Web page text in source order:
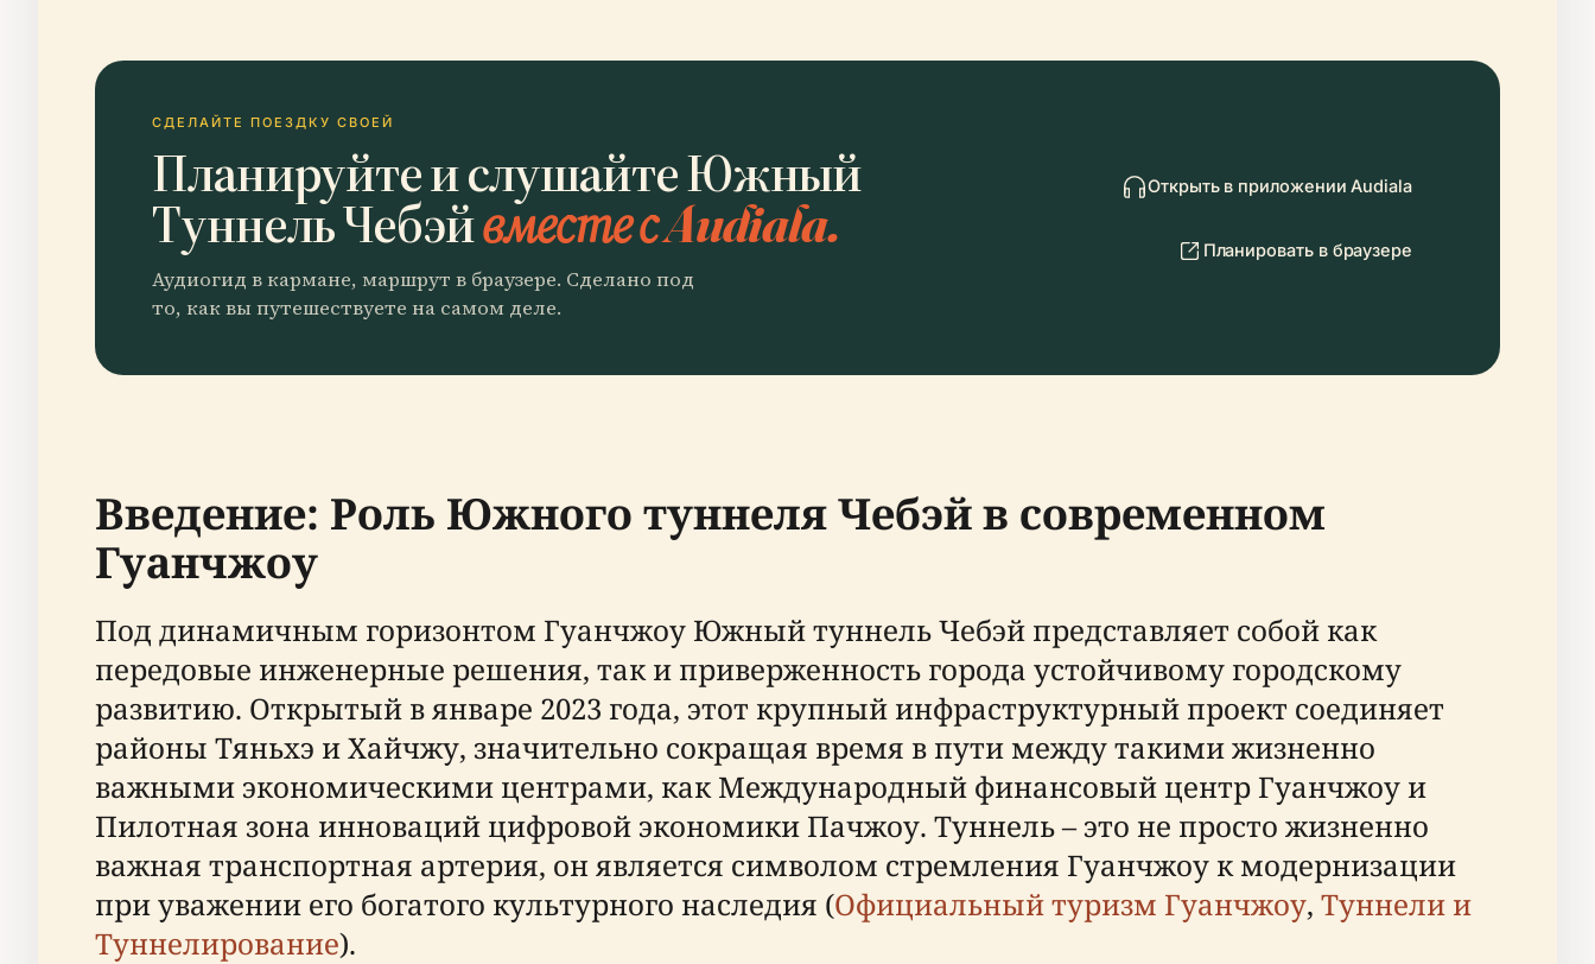
СДЕЛАЙТЕ ПОЕЗДКУ СВОЕЙ
Планируйте и слушайте Южный
Туннель Чебэйвместе с Audiala.
Аудиогид в кармане, маршрут в браузере. Сделано под
то, как вы путешествуете на самом деле.
Открыть в приложении Audiala
Планировать в браузере
Введение: Роль Южного туннеля Чебэй в современном
Гуанчжоу
Под динамичным горизонтом Гуанчжоу Южный туннель Чебэй представляет собой как
передовые инженерные решения, так и приверженность города устойчивому городскому
развитию. Открытый в январе 2023 года, этот крупный инфраструктурный проект соединяет
районы Тяньхэ и Хайчжу, значительно сокращая время в пути между такими жизненно
важными экономическими центрами, как Международный финансовый центр Гуанчжоу и
Пилотная зона инноваций цифровой экономики Пачжоу. Туннель – это не просто жизненно
важная транспортная артерия, он является символом стремления Гуанчжоу к модернизации
при уважении его богатого культурного наследия (Официальный туризм Гуанчжоу, Туннели и
Туннелирование).